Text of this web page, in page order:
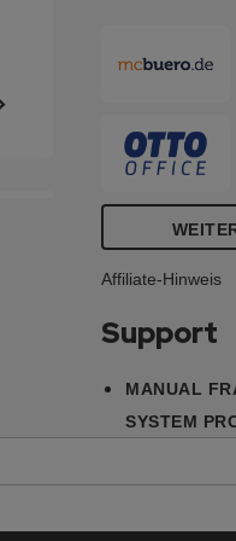
dem
Inkl.
Affiliate-Hinweis
Support
MANUAL
SYSTEM